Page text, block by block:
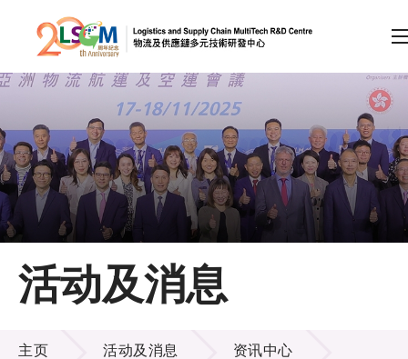
跳到内容（按回车键）
会员登录
A A EN 繁 简
主页
关于LSCM
技术商品化
活动及消息
活动及消息
主页 活动及消息 资讯中心